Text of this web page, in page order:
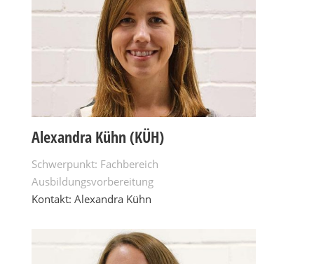
Alexandra Kühn (KÜH)
Schwerpunkt: Fachbereich
Ausbildungsvorbereitung
Kontakt: Alexandra Kühn